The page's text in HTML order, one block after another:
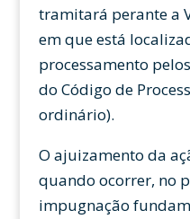
tramitará perante a
em que está
processamento
do Código de
ordinário).
O ajuizamento da
quando ocorrer, no
impugnação